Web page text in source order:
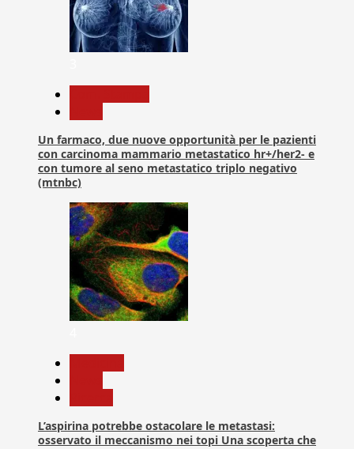
Un farmaco, due nuove opportunità per le pazienti
con carcinoma mammario metastatico hr+/her2- e
con tumore al seno metastatico triplo negativo
(mtnbc)
L’aspirina potrebbe ostacolare le metastasi:
osservato il meccanismo nei topi Una scoperta che